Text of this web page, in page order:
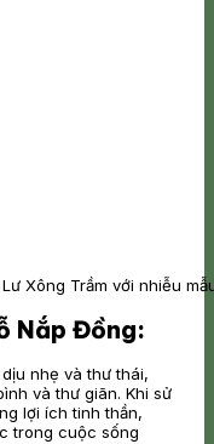
Xông Trầm với nhiễu
Nắp Đồng:
nhẹ và thư thái,
và thư giãn. Khi sử
lợi ích tinh thần,
trong cuộc sống